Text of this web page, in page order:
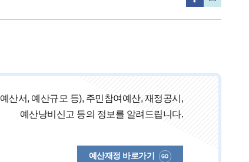
산서, 예산규모 등), 주민참여예산, 재정공시,
예산낭비신고 등의 정보를 알려드립니다.
예산재정 바로가기